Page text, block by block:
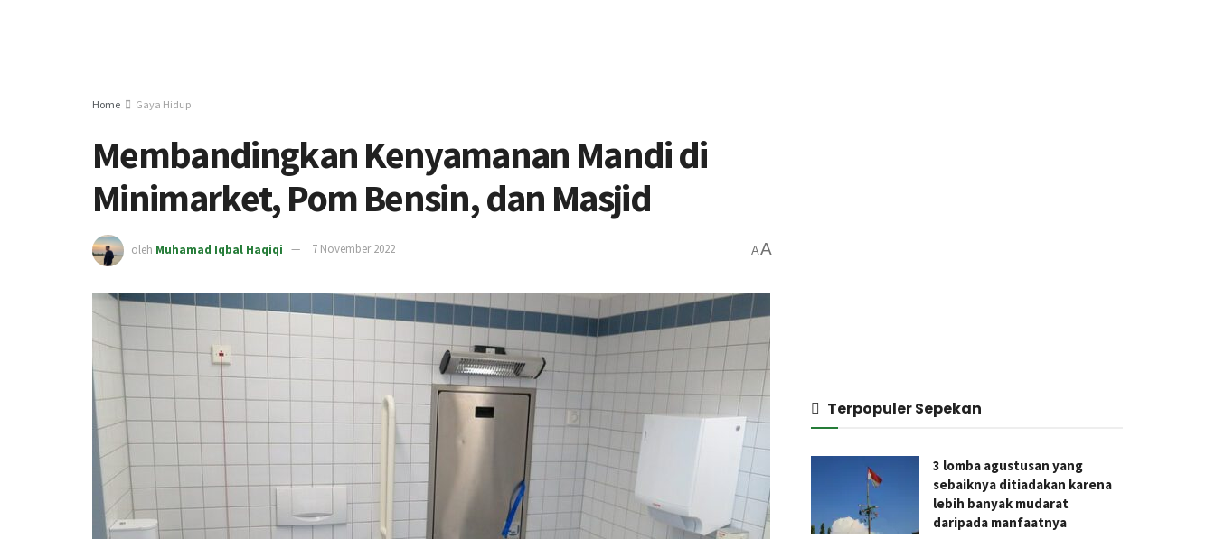
Home Gaya Hidup
Membandingkan Kenyamanan Mandi di
Minimarket, Pom Bensin, dan Masjid
oleh Muhamad Iqbal Haqiqi 7 November 2022 AA
Terpopuler Sepekan
3 lomba agustusan yang
sebaiknya ditiadakan karena
lebih banyak mudarat
daripada manfaatnya